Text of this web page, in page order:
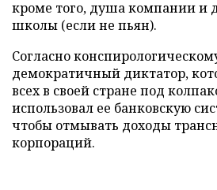
кроме того, душа компании и
школы (если не пьян).
Согласно
демократичный диктатор,
всех в своей стране под
использовал ее банковскую
чтобы отмывать доходы
корпораций.